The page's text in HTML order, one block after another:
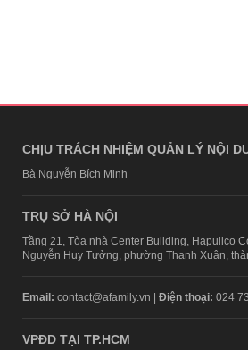
CHỊU TRÁCH NHIỆM QUẢN LÝ NỘI
Bà Nguyễn Bích Minh
TRỤ SỞ HÀ NỘI
Tầng 21, Tòa nhà Center Building, Hapulico
Nguyễn Huy Tưởng, phường Thanh Xuân,
Email: contact@afamily.vn | Điện thoại: 024
VPĐD TẠI TP.HCM